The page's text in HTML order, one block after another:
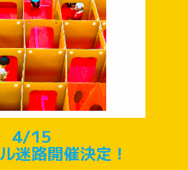
4/15
迷路開催決定！